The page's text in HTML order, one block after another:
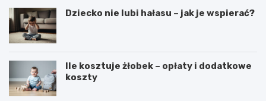
Dziecko nie lubi hałasu – jak je wspierać?
Ile kosztuje żłobek – opłaty i dodatkowe
koszty